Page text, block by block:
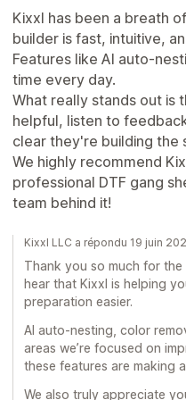
Kixxl has been a breath
builder is fast, intuitive,
Features like AI auto-
time every day.
What really stands out is
helpful, listen to
clear they're building the
We highly recommend
professional DTF gang
team behind it!
Kixxl LLC a répondu 19 juin
Thank you so much for
hear that Kixxl is helping
preparation easier.
AI auto-nesting, color
areas we’re focused on
these features are making
We also truly appreciate